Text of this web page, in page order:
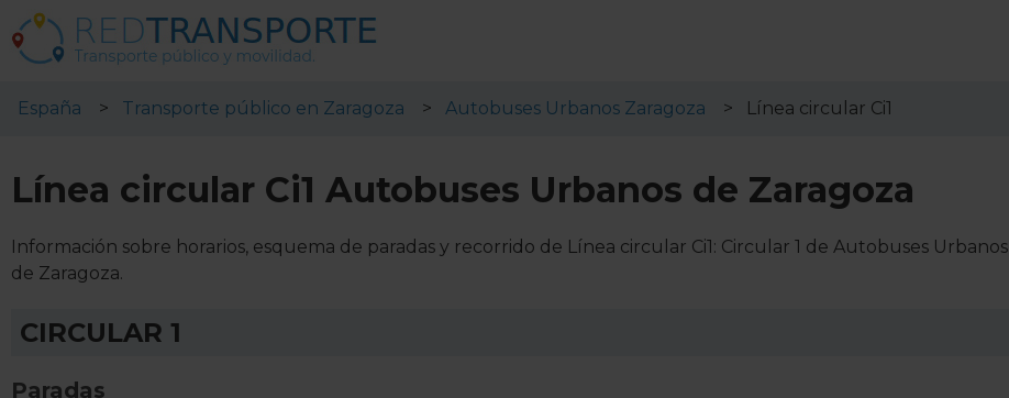
España Transporte público en Zaragoza Autobuses Urbanos Zaragoza Línea circular Ci1
Línea circular Ci1 Autobuses Urbanos de Zaragoza
Información sobre horarios, esquema de paradas y recorrido de Línea circular Ci1: Circular 1 de Autobuses Urbanos
de Zaragoza.
CIRCULAR 1
Paradas